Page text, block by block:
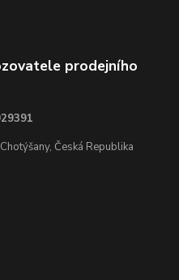
prodejního
Česká Republika